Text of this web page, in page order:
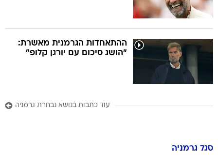
ההתאחדות הגרמנית מאשרת:
"הושג סיכום עם יורגן קלופ"
עוד כתבות בנושא נבחרת גרמניה
סגל גרמניה